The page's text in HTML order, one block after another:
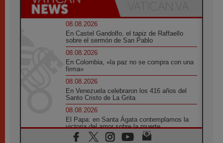
08.08.2026
En Castel Gandolfo, el tapiz de Raffaello
sobre el sermón de San Pablo
08.08.2026
En Colombia, «la paz no se compra con una
firma»
08.08.2026
En Venezuela celebraron los 416 años del
Santo Cristo de La Grita
08.08.2026
El Papa: en Santa Ágata contemplamos la
victoria del amor sobre la muerte
08.08.2026